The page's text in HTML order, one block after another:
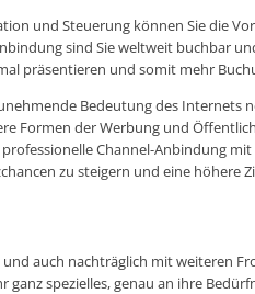
und Steuerung können Sie die
sind Sie weltweit buchbar
präsentieren und somit mehr
Bedeutung des Internets
Formen der Werbung und
professionelle Channel-Anbindung
zu steigern und eine höhere
auch nachträglich mit weiteren
spezielles, genau an ihre